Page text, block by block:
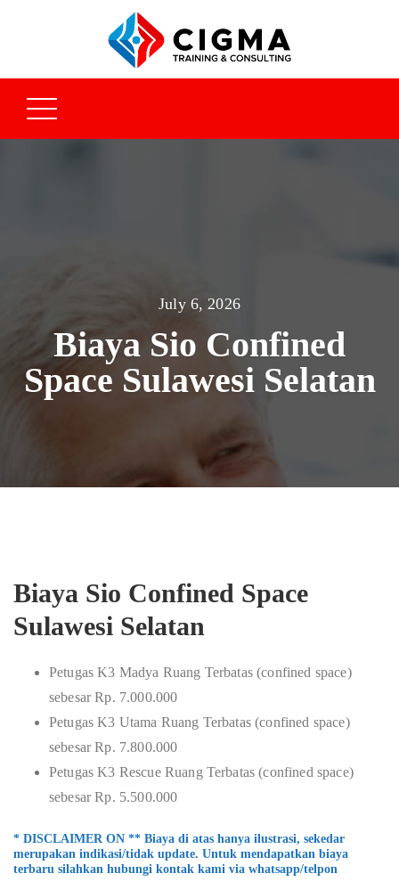
July 6, 2026
Biaya Sio Confined
Space Sulawesi Selatan
Biaya Sio Confined Space
Sulawesi Selatan
Petugas K3 Madya Ruang Terbatas (confined space)
sebesar Rp. 7.000.000
Petugas K3 Utama Ruang Terbatas (confined space)
sebesar Rp. 7.800.000
Petugas K3 Rescue Ruang Terbatas (confined space)
sebesar Rp. 5.500.000
* DISCLAIMER ON ** Biaya di atas hanya ilustrasi, sekedar
merupakan indikasi/tidak update. Untuk mendapatkan biaya
terbaru silahkan hubungi kontak kami via whatsapp/telpon